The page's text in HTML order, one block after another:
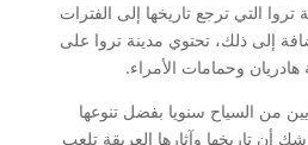
تروا التي ترجع تاريخها إلى الفترات
إلى ذلك، تحتوي مدينة تروا على
هادريان وحمامات الأمراء.
من السياح سنويا بفضل تنوعها
شك أن تاريخها وآثارها العريقة تلعب